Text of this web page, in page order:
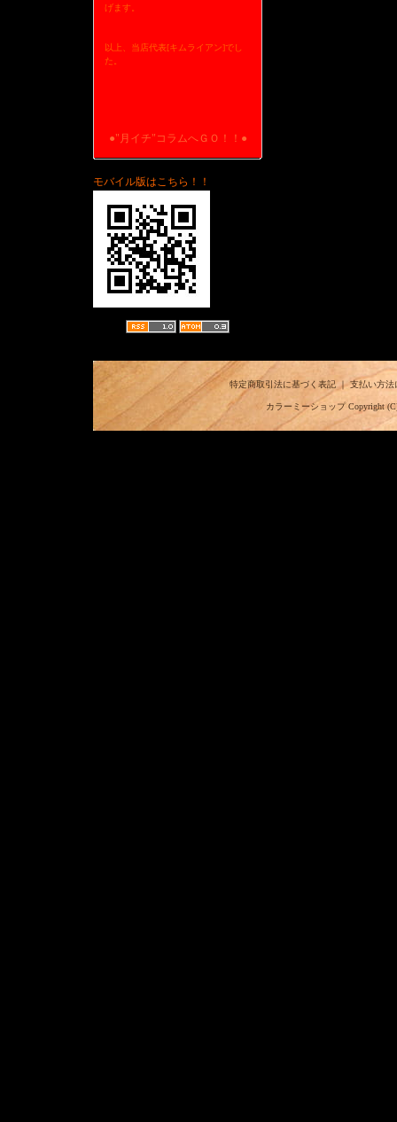
げます。
以上、当店代表[キムライアン]でし
た。
●"月イチ"コラムへＧＯ！！●
モバイル版はこちら！！
特定商取引法に基づく表記｜支払い方法
カラーミーショップCopyright